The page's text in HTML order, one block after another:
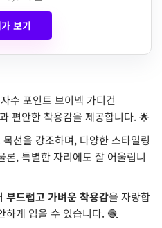
보기
수 포인트 브이넥 가디건
편안한 착용감을 제공합니다. 🌟
목선을 강조하며, 다양한 스타일링
론, 특별한 자리에도 잘 어울립니
부드럽고 가벼운 착용감을 자랑합
하게 입을 수 있습니다. 🧶